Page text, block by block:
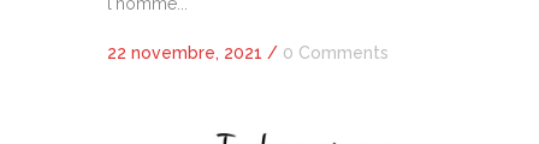
22 novembre, 2021 / 0 Comments